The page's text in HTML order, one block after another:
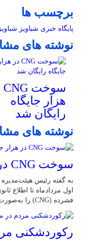
برچسب ها
پایگاه خبری شباویز شباویز
نوشته های
هزار جایگاه
رایگان شد
نوشته های
سوخت CNG در هزار جایگاه رایگان شد
اول مردادماه تا اطلاع
فشرده (CNG) را به‌صورت رایگان در اختیار مردم قرار می‌دهند
رکوردشکنی